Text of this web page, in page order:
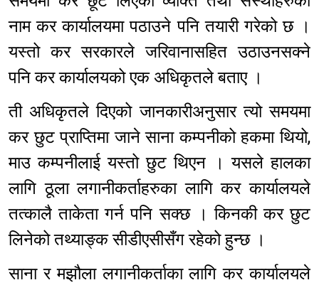
नाम कर कार्यालयमा पठाउने पनि तयारी गरेको छ ।
यस्तो कर सरकारले जरिवानासहित उठाउनसक्ने
पनि कर कार्यालयको एक अधिकृतले बताए ।
ती अधिकृतले दिएको जानकारीअनुसार त्यो समयमा
कर छुट प्राप्तिमा जाने साना कम्पनीको हकमा थियो,
माउ कम्पनीलाई यस्तो छुट थिएन । यसले हालका
लागि ठूला लगानीकर्ताहरुका लागि कर कार्यालयले
तत्कालै ताकेता गर्न पनि सक्छ । किनकी कर छुट
लिनेको तथ्याङ्क सीडीएसीसँग रहेको हुन्छ ।
साना र मझौला लगानीकर्ताका लागि कर कार्यालयले